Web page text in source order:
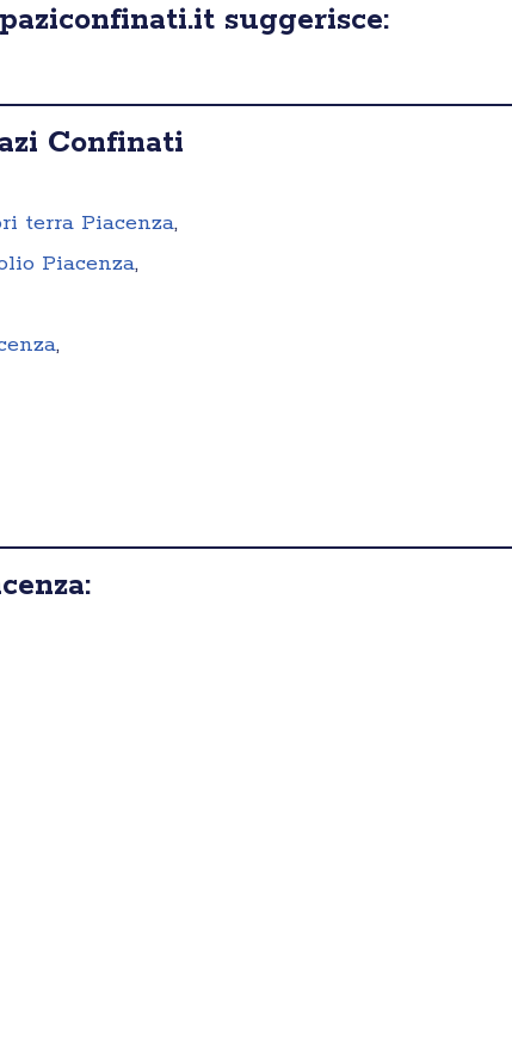
suggerisce:
Confinati
terra Piacenza,
Piacenza,
,